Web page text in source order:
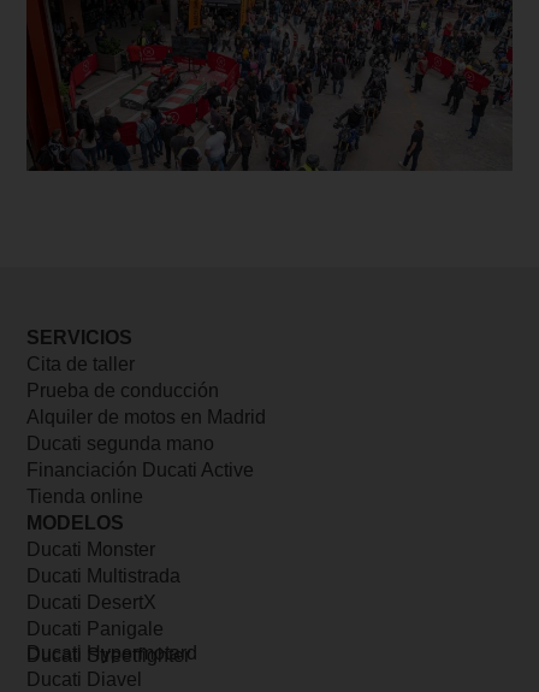
SERVICIOS
Cita de taller
Prueba de conducción
Alquiler de motos en Madrid
Ducati segunda mano
Financiación Ducati Active
Tienda online
MODELOS
Ducati Monster
Ducati Multistrada
Ducati DesertX
Ducati Panigale
Ducati Streetfighter
Ducati Hypermotard
Ducati Diavel